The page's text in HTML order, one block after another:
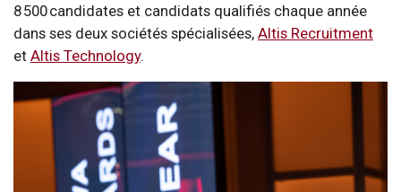
8 500 candidates et candidats qualifiés chaque année
dans ses deux sociétés spécialisées, Altis Recruitment
et Altis Technology.